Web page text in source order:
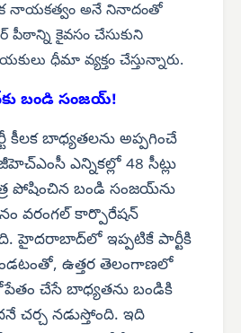
నాయకత్వం అనే నినాదంతో
కైవసం చేసుకుని
ధీమా వ్యక్తం చేస్తున్నారు.
బండి సంజయ్!
కీలక బాధ్యతలను అప్పగించే
ఎన్నికల్లో 48 సీట్లు
పోషించిన బండి సంజయ్‌ను
వరంగల్ కార్పొరేషన్
హైదరాబాద్‌లో ఇప్పటికే పార్టీకి
ఉత్తర తెలంగాణలో
చేసే బాధ్యతను బండికి
చర్చ నడుస్తోంది. ఇది